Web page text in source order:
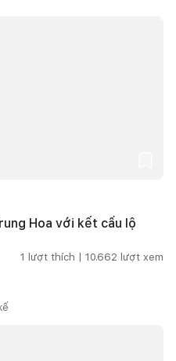
Hoa với kết cấu lộ
1 lượt thích | 10.662 lượt xem